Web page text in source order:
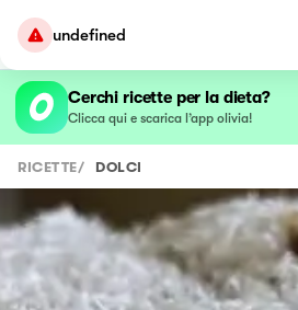
undefined
Cerchi ricette per la dieta?
Clicca qui e scarica l’app olivia!
RICETTE/ DOLCI